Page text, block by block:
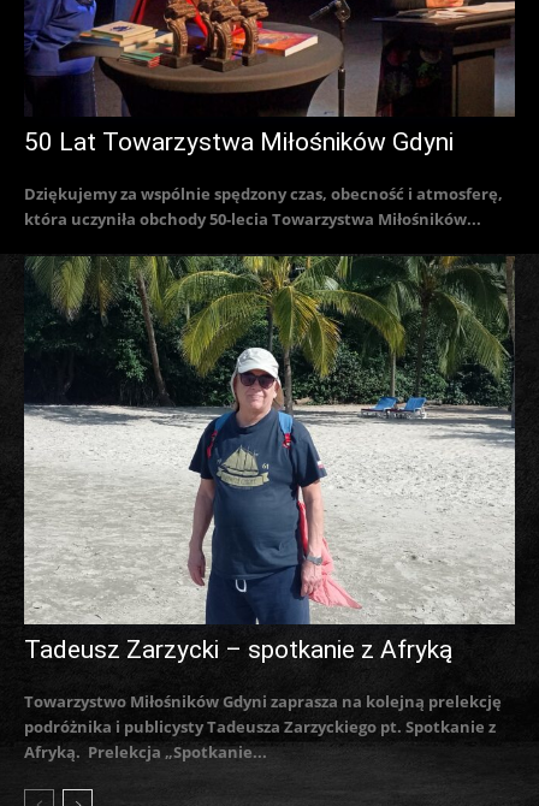
50 Lat Towarzystwa Miłośników Gdyni
Dziękujemy za wspólnie spędzony czas, obecność i atmosferę,
która uczyniła obchody 50-lecia Towarzystwa Miłośników...
Tadeusz Zarzycki – spotkanie z Afryką
Towarzystwo Miłośników Gdyni zaprasza na kolejną prelekcję
podróżnika i publicysty Tadeusza Zarzyckiego pt. Spotkanie z
Afryką. Prelekcja „Spotkanie...